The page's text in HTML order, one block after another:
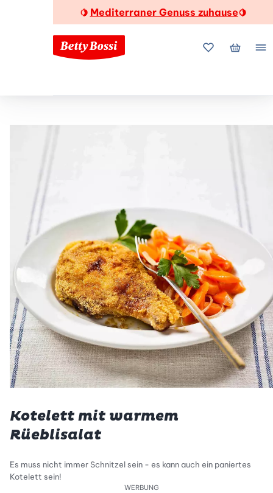
🍋 Mediterraner Genuss zuhause🍋
MeineMein
Kotelett mit warmem
Rüeblisalat
Es muss nicht immer Schnitzel sein - es kann auch ein paniertes
Kotelett sein!
WERBUNG